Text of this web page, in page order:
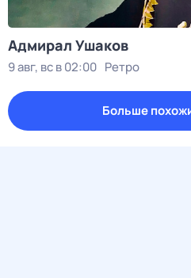
Адмирал Ушаков
9 авг, вс в 02:00 Ретро
Больше